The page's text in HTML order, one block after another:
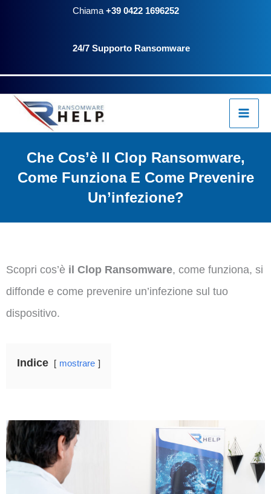
Chiama +39 0422 1696252
24/7 Supporto Ransomware
Che Cos’è Il Clop Ransomware,
Come Funziona E Come Prevenire
Un’infezione?
Scopri cos’è il Clop Ransomware, come funziona, si
diffonde e come prevenire un’infezione sul tuo
dispositivo.
Indice mostrare